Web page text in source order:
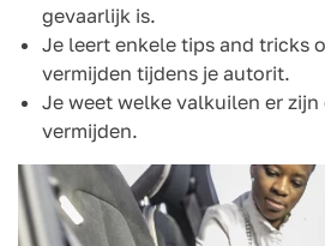
gevaarlijk is.
Je leert enkele tips and tricks
vermijden tijdens je autorit.
Je weet welke valkuilen er zijn
vermijden.